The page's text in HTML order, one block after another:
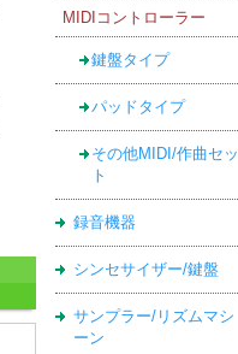
MIDIコントローラー
鍵盤タイプ
パッドタイプ
その他MIDI/作曲セッ
ト
録音機器
シンセサイザー/鍵盤
サンプラー/リズムマシ
ーン